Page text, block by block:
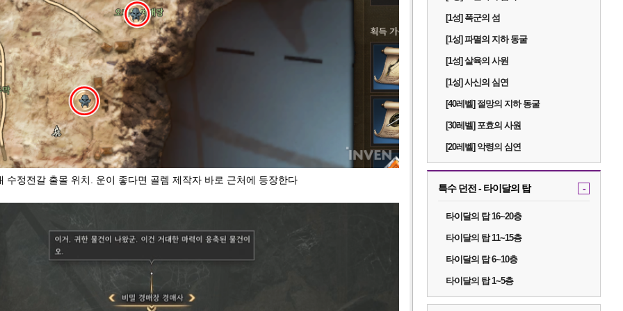
수정전갈 출몰 위치. 운이 좋다면 골렘 제작자 바로 근처에 등장한다
[1성] 폭군의 섬
[1성] 파멸의 지하 동굴
[1성] 살육의 사원
[1성] 사신의 심연
[40레벨] 절망의 지하 동굴
[30레벨] 포효의 사원
[20레벨] 악령의 심연
특수 던전 - 타이달의 탑 -
타이달의 탑 16~20층
타이달의 탑 11~15층
타이달의 탑 6~10층
타이달의 탑 1~5층